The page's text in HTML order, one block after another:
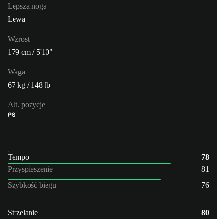
Lepsza noga
Lewa
Wzrost
179 cm / 5'10"
Waga
67 kg / 148 lb
Alt. pozycje
PS
Tempo
78
Przyspieszenie
81
Szybkość biegu
76
Strzelanie
80